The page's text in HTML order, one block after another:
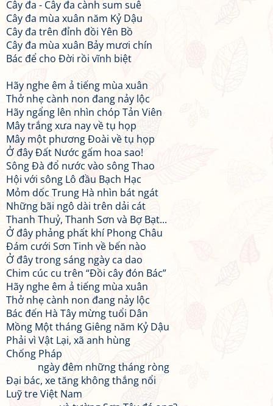
Cây đa - Cây đa cành sum suê
Cây đa mùa xuân năm Kỷ Dậu
Cây đa trên đỉnh đồi Yên Bồ
Cây đa mùa xuân Bảy mươi chín
Bác để cho Đời rồi vĩnh biệt
Hãy nghe êm ả tiếng mùa xuân
Thở nhẹ cành non đang nảy lộc
Hãy ngẩng lên nhìn chóp Tản Viên
Mây trắng xưa nay về tụ họp
Mây một phương Đoài về tụ họp
Ở đây Đất Nước gấm hoa sao!
Sông Đà đổ nước vào sông Thao
Hội với sông Lô đầu Bạch Hạc
Mỏm dốc Trung Hà nhìn bát ngát
Những bãi ngô dài trên dải cát
Thanh Thuỷ, Thanh Sơn và Bợ Bạt...
Ở đây phảng phất khí Phong Châu
Đám cưới Sơn Tinh về bến nào
Ở đây trong sáng ngày ca dao
Chim cúc cu trên “Đồi cây đón Bác”
Hãy nghe êm ả tiếng mùa xuân
Thở nhẹ cành non đang nảy lộc
Bác đến Hà Tây mừng tuổi Dân
Mồng Một tháng Giêng năm Kỷ Dậu
Phải vì Vật Lại, xã anh hùng
Chống Pháp
ngày đêm những tháng ròng
Đại bác, xe tăng không thắng nổi
Luỹ tre Việt Nam